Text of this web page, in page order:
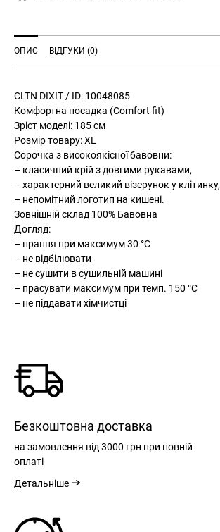
ОПИС ВІДГУКИ (0)
CLTN DIXIT / ID: 10048085
Комфортна посадка (Comfort fit)
Зріст моделі: 185 см
Розмір товару: XL
Сорочка з високоякісної бавовни:
– класичний крій з довгими рукавами,
– характерний великий візерунок у клітинку,
– непомітний логотип на кишені.
Зовнішній склад 100% Бавовна
Догляд:
– прання при максимум 30 °С
– не відбілювати
– не сушити в сушильній машині
– прасувати максимум при темп. 150 °С
– не піддавати хімчистці
Безкоштовна доставка
на замовлення від 3000 грн при повній
оплаті
Детальніше